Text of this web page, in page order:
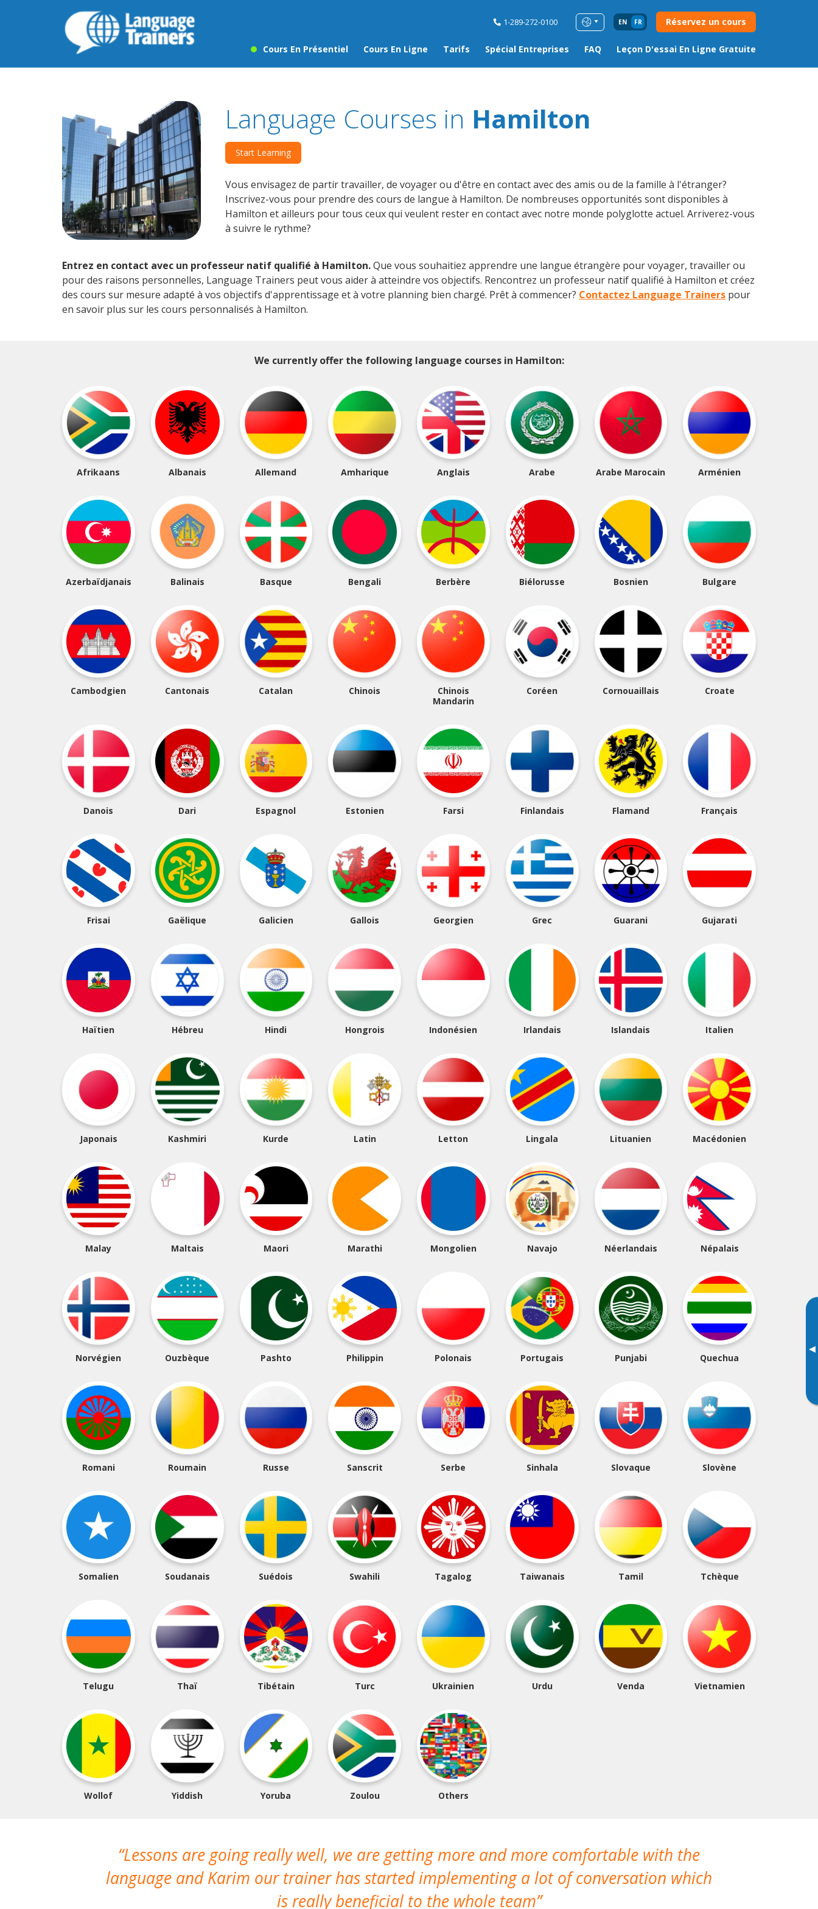
1-289-272-0100 EN FR Réservez un cours
Cours En Présentiel Cours En Ligne Tarifs Spécial Entreprises FAQ Leçon D'essai En Ligne Gratuite
▸
Language Courses in Hamilton
Start Learning
Vous envisagez de partir travailler, de voyager ou d'être en contact avec des amis ou de la famille à l'étranger?
Inscrivez-vous pour prendre des cours de langue à Hamilton. De nombreuses opportunités sont disponibles à
Hamilton et ailleurs pour tous ceux qui veulent rester en contact avec notre monde polyglotte actuel. Arriverez-vous
à suivre le rythme?
Entrez en contact avec un professeur natif qualifié à Hamilton.Que vous souhaitiez apprendre une langue étrangère pour voyager, travailler ou
pour des raisons personnelles, Language Trainers peut vous aider à atteindre vos objectifs. Rencontrez un professeur natif qualifié à Hamilton et créez
des cours sur mesure adapté à vos objectifs d'apprentissage et à votre planning bien chargé. Prêt à commencer? Contactez Language Trainers pour
en savoir plus sur les cours personnalisés à Hamilton.
We currently offer the following language courses in Hamilton:
Afrikaans Albanais Allemand Amharique Anglais Arabe Arabe Marocain Arménien
Azerbaïdjanais Balinais Basque Bengali Berbère Biélorusse Bosnien Bulgare
Cambodgien Cantonais Catalan Chinois
Chinois
Mandarin
Coréen Cornouaillais Croate
Danois Dari Espagnol Estonien Farsi Finlandais Flamand Français
Frisai Gaëlique Galicien Gallois Georgien Grec Guarani Gujarati
Haïtien Hébreu Hindi Hongrois Indonésien Irlandais Islandais Italien
Japonais Kashmiri Kurde Latin Letton Lingala Lituanien Macédonien
Malay Maltais Maori Marathi Mongolien Navajo Néerlandais Népalais
Norvégien Ouzbèque Pashto Philippin Polonais Portugais Punjabi Quechua
Romani Roumain Russe Sanscrit Serbe Sinhala Slovaque Slovène
Somalien Soudanais Suédois Swahili Tagalog Taiwanais Tamil Tchèque
Telugu Thaï Tibétain Turc Ukrainien Urdu Venda Vietnamien
Wollof Yiddish Yoruba Zoulou Others
Lessons are going really well, we are getting more and more comfortable with the
language and Karim our trainer has started implementing a lot of conversation which
is really beneficial to the whole team